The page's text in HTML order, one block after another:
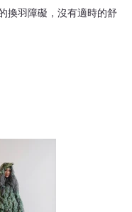
換羽障礙，沒有適時的舒